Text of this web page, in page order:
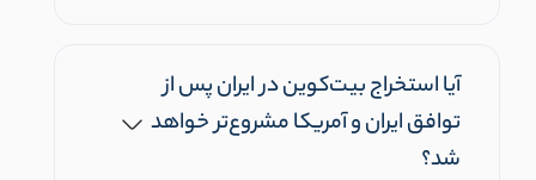
آیا استخراج بیت‌کوین در ایران پس از
توافق ایران و آمریکا مشروع‌تر خواهد
شد؟